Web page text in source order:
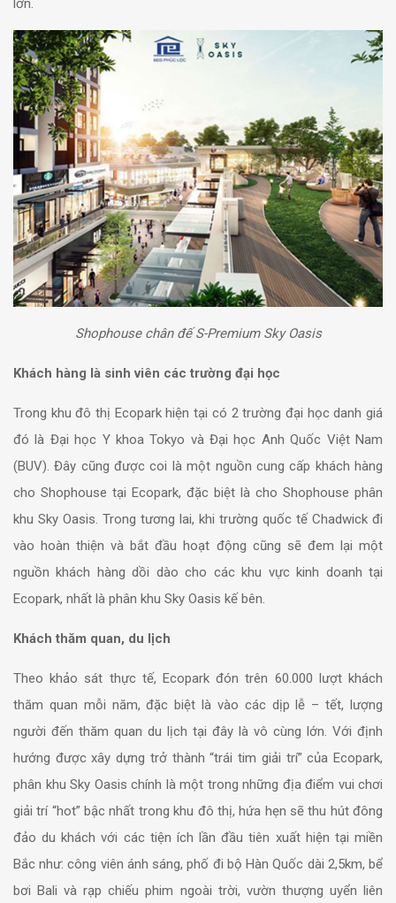
Shophouse chân đế S-Premium Sky Oasis
Khách hàng là sinh viên các trường đại học
Trong khu đô thị Ecopark hiện tại có 2 trường đại học danh giá
đó là Đại học Y khoa Tokyo và Đại học Anh Quốc Việt Nam
(BUV). Đây cũng được coi là một nguồn cung cấp khách hàng
cho Shophouse tại Ecopark, đặc biệt là cho Shophouse phân
khu Sky Oasis. Trong tương lai, khi trường quốc tế Chadwick đi
vào hoàn thiện và bắt đầu hoạt động cũng sẽ đem lại một
nguồn khách hàng dồi dào cho các khu vực kinh doanh tại
Ecopark, nhất là phân khu Sky Oasis kế bên.
Khách thăm quan, du lịch
Theo khảo sát thực tế, Ecopark đón trên 60.000 lượt khách
thăm quan mỗi năm, đặc biệt là vào các dịp lễ – tết, lượng
người đến thăm quan du lịch tại đây là vô cùng lớn. Với định
hướng được xây dựng trở thành “trái tim giải trí” của Ecopark,
phân khu Sky Oasis chính là một trong những địa điểm vui chơi
giải trí “hot” bậc nhất trong khu đô thị, hứa hẹn sẽ thu hút đông
đảo du khách với các tiện ích lần đầu tiên xuất hiện tại miền
Bắc như: công viên ánh sáng, phố đi bộ Hàn Quốc dài 2,5km, bể
bơi Bali và rạp chiếu phim ngoài trời, vườn thượng uyển liên